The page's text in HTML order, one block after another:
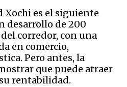
Xochi es el siguiente
desarrollo de 200
corredor, con una
en comercio,
Pero antes, la
que puede atraer
rentabilidad.